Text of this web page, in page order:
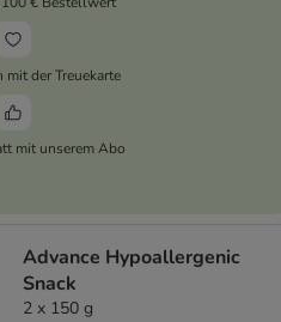
mit der Treuekarte
mit unserem Abo
Advance Hypoallergenic
Snack
2 x 150 g